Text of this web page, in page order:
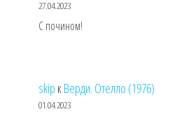
27.04.2023
С почином!
skip кВерди. Отелло (1976)
01.04.2023